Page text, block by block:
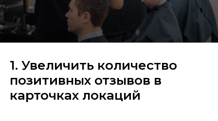
1. Увеличить количество
позитивных отзывов в
карточках локаций